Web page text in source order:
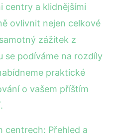
centry a klidnějšími
ovlivnit nejen celkové
zážitek z
se podíváme na rozdíly
praktické
o vašem příštím
centrech: Přehled a